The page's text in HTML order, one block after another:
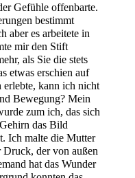
Gefühle offenbarte.
bestimmt
aber es arbeitete in
mir den Stift
als Sie die stets
etwas erschien auf
erlebte, kann ich nicht
Bewegung? Mein
zum ich, das sich
das Bild
Ich malte die Mutter
der von außen
hat das Wunder